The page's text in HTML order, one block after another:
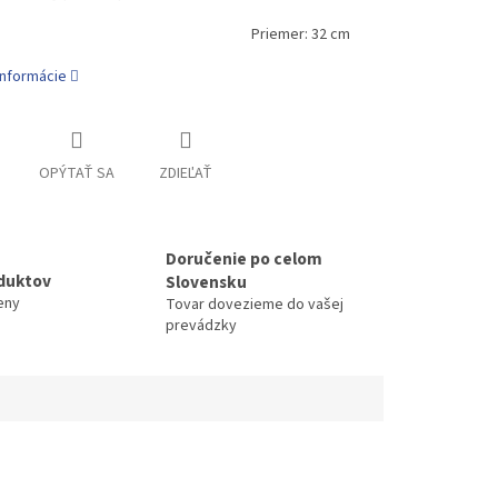
32 cm
OPÝTAŤ SA ZDIEĽAŤ
Doručenie po celom
Slovensku
Tovar dovezieme do vašej
prevádzky